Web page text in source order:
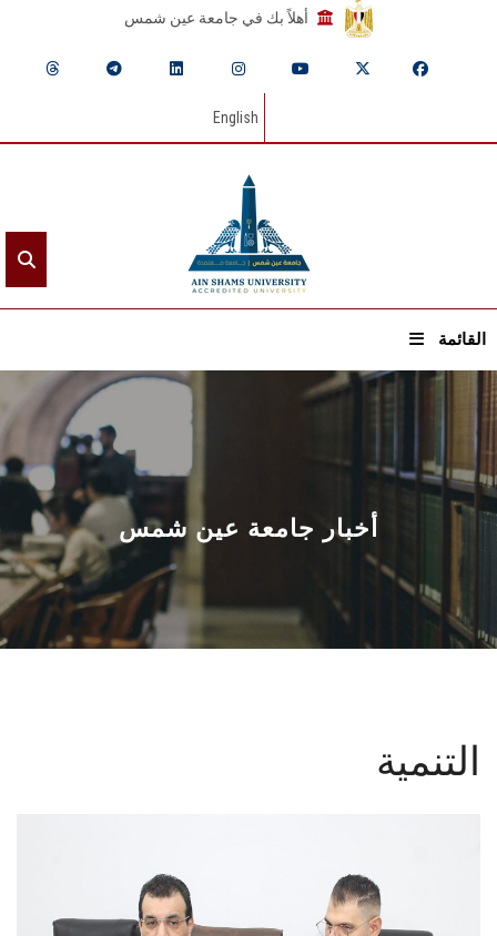
أهلاً بك في جامعة عين شمس
English
القائمة
الرئيسيـة
عن الجامعة
القطاعـات
الشئون الأكاديمية
البحث العلمي
أخبار جامعة عين شمس
التنمية